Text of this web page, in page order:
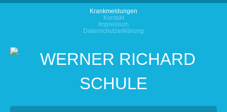
Krankmeldungen
Kontakt
Impressum
Datenschutzerklärung